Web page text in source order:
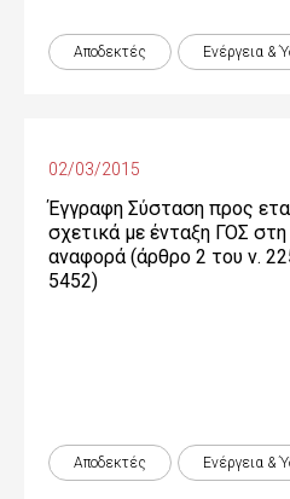
Αποδεκτές Ενέργεια &
02/03/2015
Έγγραφη Σύσταση προς
σχετικά με ένταξη ΓΟΣ
αναφορά (άρθρο 2 του ν.
5452)
Αποδεκτές Ενέργεια &